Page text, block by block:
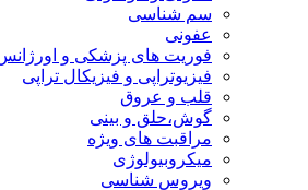
سم شناسی
عفونی
فوریت های پزشکی و
فیزیوتراپی و فیزیکال تراپی
قلب و عروق
گوش،حلق و بینی
مراقبت های ویژه
میکروبیولوژی
ویروس شناسی